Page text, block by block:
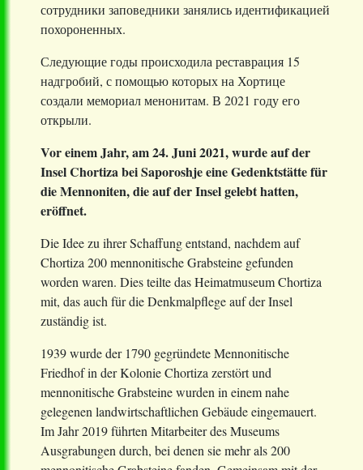
сотрудники заповедники занялись идентификацией
похороненных.
Следующие годы происходила реставрация 15
надгробий, с помощью которых на Хортице
создали мемориал менонитам. В 2021 году его
открыли.
Vor einem Jahr, am 24. Juni 2021, wurde auf der
Insel Chortiza bei Saporoshje eine Gedenktstätte für
die Mennoniten, die auf der Insel gelebt hatten,
eröffnet.
Die Idee zu ihrer Schaffung entstand, nachdem auf
Chortiza 200 mennonitische Grabsteine ​​gefunden
worden waren. Dies teilte das Heimatmuseum Chortiza
mit, das auch für die Denkmalpflege auf der Insel
zuständig ist.
1939 wurde der 1790 gegründete Mennonitische
Friedhof in der Kolonie Chortiza zerstört und
mennonitische Grabsteine wurden ​in einem nahe
gelegenen landwirtschaftlichen Gebäude eingemauert.
Im Jahr 2019 führten Mitarbeiter des Museums
Ausgrabungen durch, bei denen sie mehr als 200